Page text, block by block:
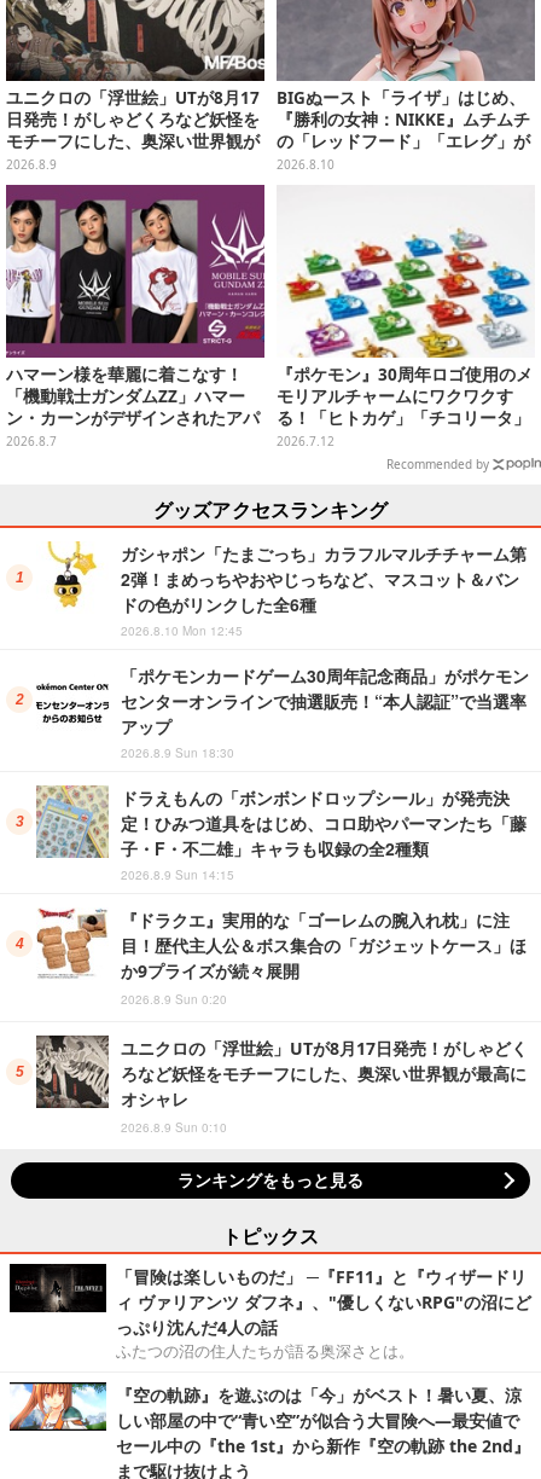
ユニクロの「浮世絵」UTが8月17
日発売！がしゃどくろなど妖怪を
モチーフにした、奥深い世界観が
最高にオシャレ
2026.8.9
BIGぬースト「ライザ」はじめ、
『勝利の女神：NIKKE』ムチムチ
の「レッドフード」「エレグ」が
上位に！7月あみあみフィギュア
2026.8.10
ハマーン様を華麗に着こなす！
「機動戦士ガンダムZZ」ハマー
ン・カーンがデザインされたアパ
レルが販売
2026.8.7
『ポケモン』30周年ロゴ使用のメ
モリアルチャームにワクワクす
る！「ヒトカゲ」「チコリータ」
たち御三家や、幻のポケモンも揃
2026.7.12
Recommended by
グッズアクセスランキング
ガシャポン「たまごっち」カラフルマルチチャーム第
2弾！まめっちやおやじっちなど、マスコット＆バン
ドの色がリンクした全6種
2026.8.10 Mon 12:45
「ポケモンカードゲーム30周年記念商品」がポケモン
センターオンラインで抽選販売！“本人認証”で当選率
アップ
2026.8.9 Sun 18:30
ドラえもんの「ボンボンドロップシール」が発売決
定！ひみつ道具をはじめ、コロ助やパーマンたち「藤
子・F・不二雄」キャラも収録の全2種類
2026.8.9 Sun 14:15
『ドラクエ』実用的な「ゴーレムの腕入れ枕」に注
目！歴代主人公＆ボス集合の「ガジェットケース」ほ
か9プライズが続々展開
2026.8.9 Sun 0:20
ユニクロの「浮世絵」UTが8月17日発売！がしゃどく
ろなど妖怪をモチーフにした、奥深い世界観が最高に
オシャレ
2026.8.9 Sun 0:10
ランキングをもっと見る
トピックス
「冒険は楽しいものだ」 ─『FF11』と『ウィザードリ
ィ ヴァリアンツ ダフネ』、"優しくないRPG"の沼にど
っぷり沈んだ4人の話
ふたつの沼の住人たちが語る奥深さとは。
『空の軌跡』を遊ぶのは「今」がベスト！暑い夏、涼
しい部屋の中で“青い空”が似合う大冒険へ―最安値で
セール中の『the 1st』から新作『空の軌跡 the 2nd』
まで駆け抜けよう